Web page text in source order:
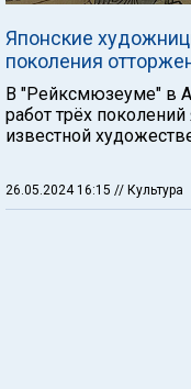
Японские
поколения
В "Рейксмюзеуме" в
работ трёх
известной
26.05.2024 16:15 // Культура